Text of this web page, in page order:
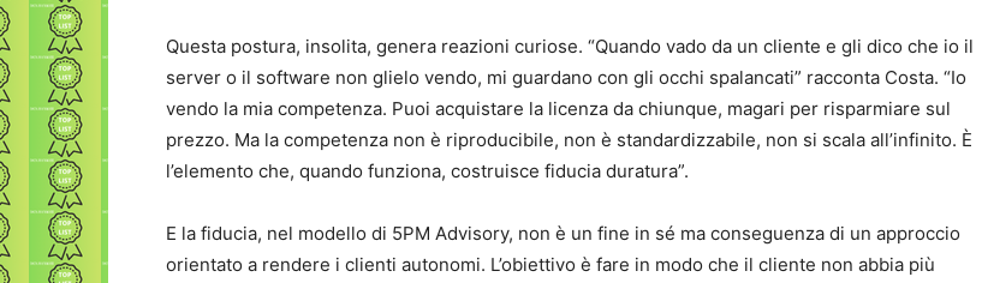
Questa postura, insolita, genera reazioni curiose. “Quando vado da un cliente e gli dico che io il
server o il software non glielo vendo, mi guardano con gli occhi spalancati” racconta Costa. “Io
vendo la mia competenza. Puoi acquistare la licenza da chiunque, magari per risparmiare sul
prezzo. Ma la competenza non è riproducibile, non è standardizzabile, non si scala all’infinito. È
l’elemento che, quando funziona, costruisce fiducia duratura”.
E la fiducia, nel modello di 5PM Advisory, non è un fine in sé ma conseguenza di un approccio
orientato a rendere i clienti autonomi. L’obiettivo è fare in modo che il cliente non abbia più